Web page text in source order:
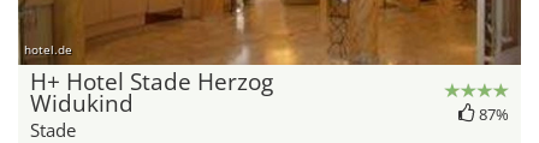
hotel.de
H+ Hotel Stade Herzog
Widukind
Stade
87%